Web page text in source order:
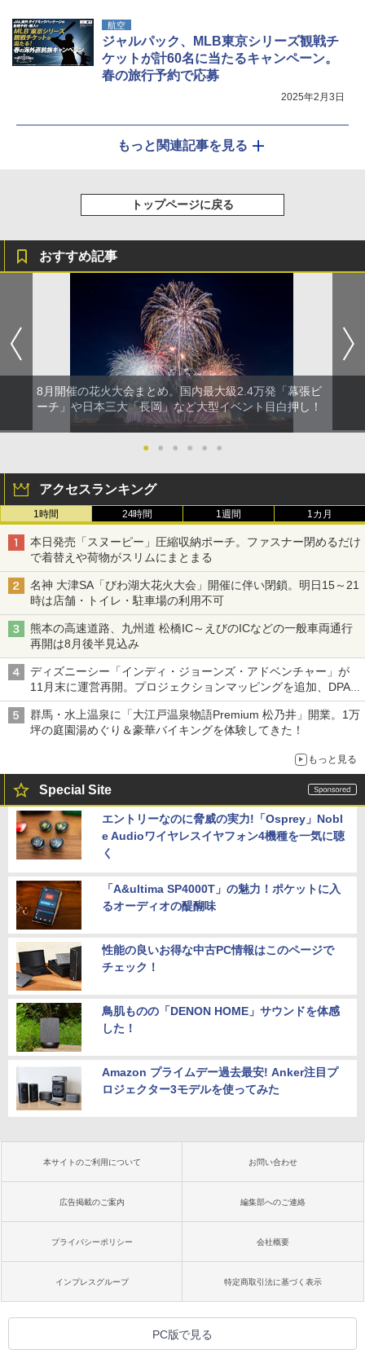
航空
ジャルパック、MLB東京シリーズ観戦チ
ケットが計60名に当たるキャンペーン。
春の旅行予約で応募
2025年2月3日
もっと関連記事を見る
トップページに戻る
おすすめ記事
8月開催の花火大会まとめ。国内最大級2.4万発「幕張ビ
ーチ」や日本三大「長岡」など大型イベント目白押し！
● ● ● ● ● ●
アクセスランキング
1時間 24時間 1週間 1カ月
本日発売「スヌーピー」圧縮収納ポーチ。ファスナー閉めるだけ
で着替えや荷物がスリムにまとまる
名神 大津SA「びわ湖大花火大会」開催に伴い閉鎖。明日15～21
時は店舗・トイレ・駐車場の利用不可
熊本の高速道路、九州道 松橋IC～えびのICなどの一般車両通行
再開は8月後半見込み
ディズニーシー「インディ・ジョーンズ・アドベンチャー」が
11月末に運営再開。プロジェクションマッピングを追加、DPA
は1500円
群馬・水上温泉に「大江戸温泉物語Premium 松乃井」開業。1万
坪の庭園湯めぐり＆豪華バイキングを体験してきた！
もっと見る
Special Site
エントリーなのに脅威の実力!「Osprey」Nobl
e Audioワイヤレスイヤフォン4機種を一気に聴
く
「A&ultima SP4000T」の魅力！ポケットに入
るオーディオの醍醐味
性能の良いお得な中古PC情報はこのページで
チェック！
鳥肌ものの「DENON HOME」サウンドを体感
した！
Amazon プライムデー過去最安! Anker注目プ
ロジェクター3モデルを使ってみた
本サイトのご利用について お問い合わせ
広告掲載のご案内 編集部へのご連絡
プライバシーポリシー 会社概要
インプレスグループ 特定商取引法に基づく表示
PC版で見る